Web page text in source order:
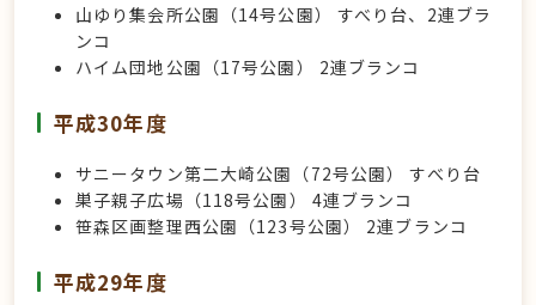
山ゆり集会所公園（14号公園） すべり台、2連ブラ
ンコ
ハイム団地公園（17号公園） 2連ブランコ
平成30年度
サニータウン第二大崎公園（72号公園） すべり台
巣子親子広場（118号公園） 4連ブランコ
笹森区画整理西公園（123号公園） 2連ブランコ
平成29年度